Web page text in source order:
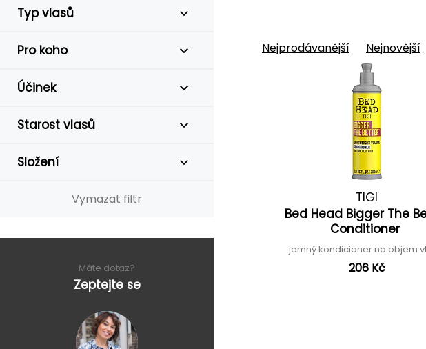
Typ vlasů
Pro koho
Účinek
Starost vlasů
Složení
Vymazat filtr
Máte dotaz?
Zeptejte se
Nejprodávanější Nejnovější
TIGI
Bed Head Bigger The
Conditioner
jemný kondicioner na objem
206 Kč